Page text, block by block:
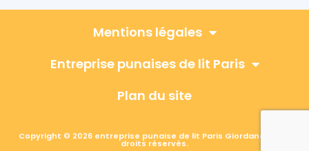
Mentions légales
Entreprise punaises de lit Paris
Plan du site
Copyright © 2026 entreprise punaise de lit Paris Giordano, Tous
droits réservés.